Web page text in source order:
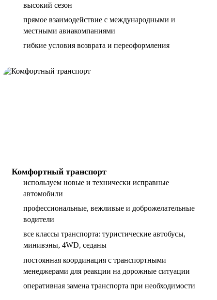
высокий сезон
прямое взаимодействие с международными и
местными авиакомпаниями
гибкие условия возврата и переоформления
Комфортный транспорт
используем новые и технически исправные
автомобили
профессиональные, вежливые и доброжелательные
водители
все классы транспорта: туристические автобусы,
минивэны, 4WD, седаны
постоянная координация с транспортными
менеджерами для реакции на дорожные ситуации
оперативная замена транспорта при необходимости